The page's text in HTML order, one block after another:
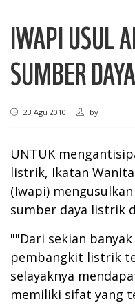
IWAPI USUL
SUMBER
23 Agu 2010 by
UNTUK
listrik, Ikatan
(Iwapi)
sumber daya listrik
""Dari sekian
pembangkit listrik
selayaknya
memiliki sifat yang